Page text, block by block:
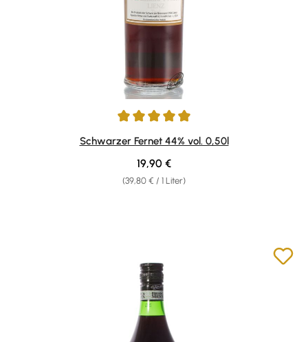
Durchschnittliche Bewertung von 5 von 5 Sternen
Schwarzer Fernet 44% vol. 0,50l
(39,80 € / 1 Liter)
Regulärer Preis:
19,90 €